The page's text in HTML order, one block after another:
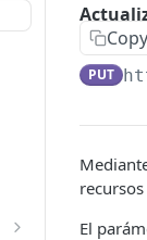
PUT
El